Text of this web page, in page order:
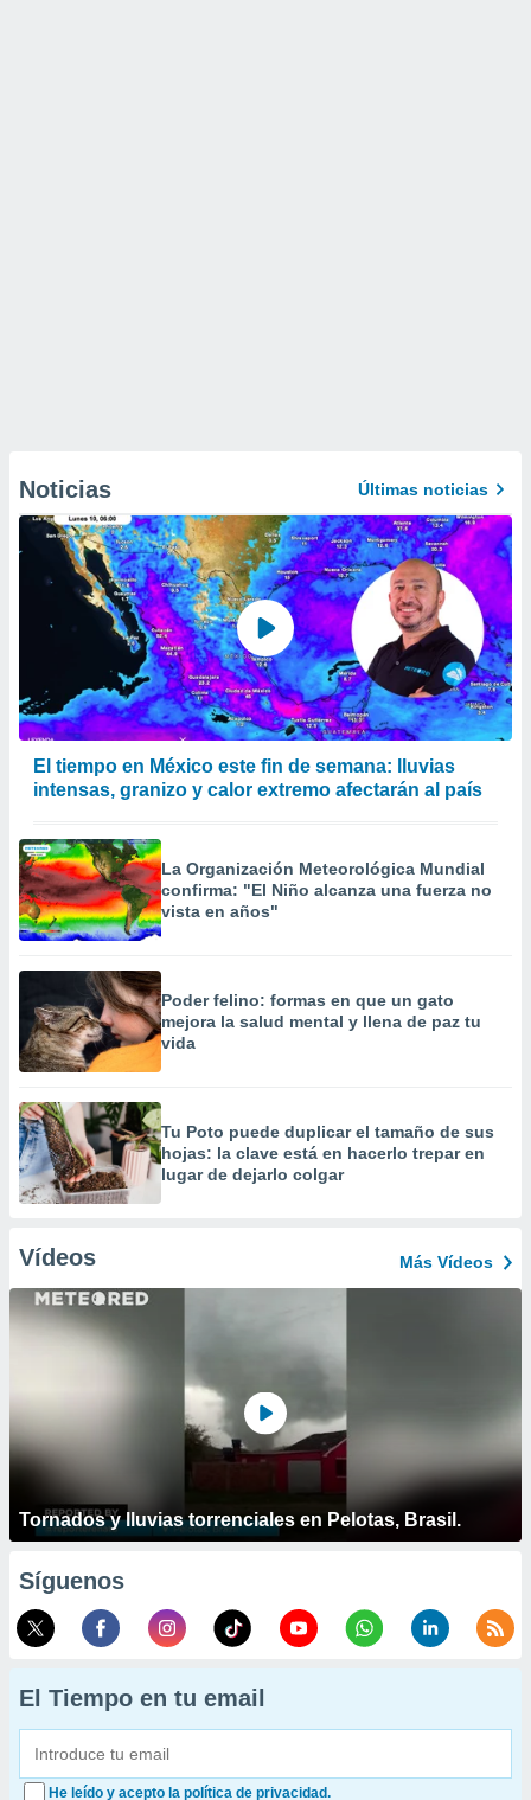
Noticias Últimas noticias
El tiempo en México este fin de semana: lluvias
intensas, granizo y calor extremo afectarán al país
La Organización Meteorológica Mundial
confirma: "El Niño alcanza una fuerza no
vista en años"
Poder felino: formas en que un gato
mejora la salud mental y llena de paz tu
vida
Tu Poto puede duplicar el tamaño de sus
hojas: la clave está en hacerlo trepar en
lugar de dejarlo colgar
Vídeos Más Vídeos
Tornados y lluvias torrenciales en Pelotas, Brasil.
Síguenos
El Tiempo en tu email
He leído y acepto la política de privacidad.